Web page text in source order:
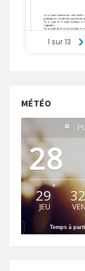
MÉTÉO
28
°
29°
JEU
32
Temps à